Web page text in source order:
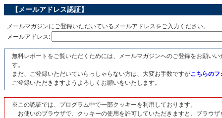
【メールアドレス認証】
メールマガジンにご登録いただいているメールアドレスをご入力ください。
メールアドレス:
無料レポートをご覧いただくためには、メールマガジンへのご登録をお願いい
す。
まだ、ご登録いただいていらっしゃらない方は、大変お手数ですがこちらのフ
ご登録いただきますようよろしくお願いをいたします。
※この認証では、プログラム中で一部クッキーを利用しております。
お使いのブラウザで、クッキーの使用を許可していただきますと、ブラウザ